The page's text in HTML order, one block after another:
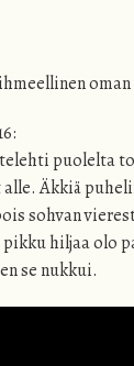
puolelta
Äkkiä
sohvan
hiljaa olo
se nukkui.